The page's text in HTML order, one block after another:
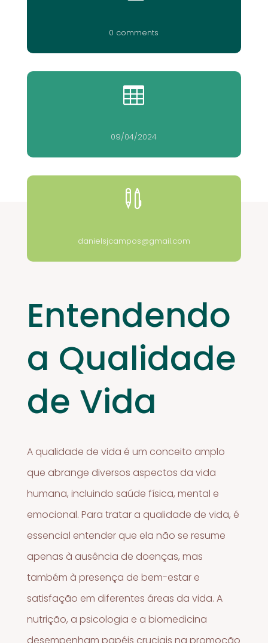
0 comments

09/04/2024

danielsjcampos@gmail.com
Entendendo
a Qualidade
de Vida
A qualidade de vida é um conceito amplo
que abrange diversos aspectos da vida
humana, incluindo saúde física, mental e
emocional. Para tratar a qualidade de vida, é
essencial entender que ela não se resume
apenas à ausência de doenças, mas
também à presença de bem-estar e
satisfação em diferentes áreas da vida. A
nutrição, a psicologia e a biomedicina